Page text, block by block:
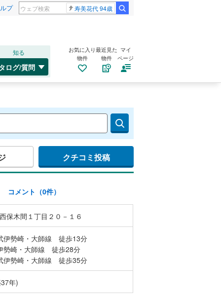
プ 寿美花代 94歳
知る
ログ/質問
お気に入り
物件
最近見た
物件
マイ
ページ
クチコミ投稿
コメント（0件）
保木間１丁目２０－１６
伊勢崎・大師線 徒歩13分
勢崎・大師線 徒歩28分
伊勢崎・大師線 徒歩35分
年)